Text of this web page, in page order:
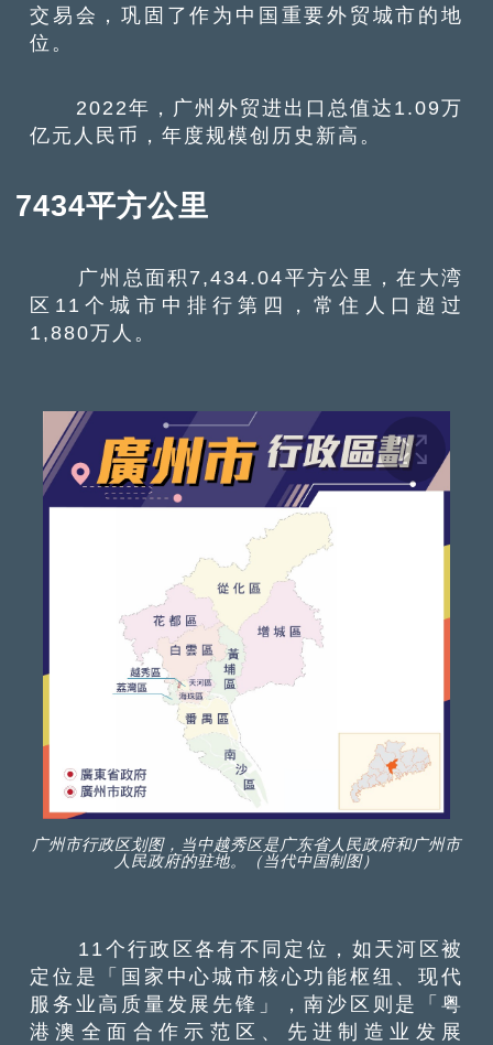
交易会，巩固了作为中国重要外贸城市的地
位。
2022年，广州外贸进出口总值达1.09万
亿元人民币，年度规模创历史新高。
7434平方公里
广州总面积7,434.04平方公里，在大湾
区11个城市中排行第四，常住人口超过
1,880万人。
广州市行政区划图，当中越秀区是广东省人民政府和广州市
人民政府的驻地。（当代中国制图）
11个行政区各有不同定位，如天河区被
定位是「国家中心城市核心功能枢纽、现代
服务业高质量发展先锋」，南沙区则是「粤
港澳全面合作示范区、先进制造业发展